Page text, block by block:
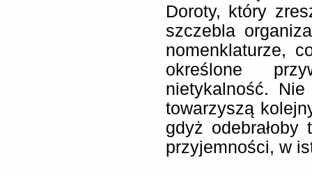
Doroty, który
szczebla
nomenklaturze,
określone
nietykalność.
towarzyszą
gdyż
przyjemności, w